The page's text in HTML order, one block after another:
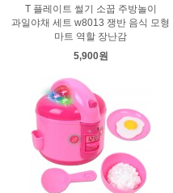
T 플레이트 썰기 소꿉 주방놀이
과일야채 세트 w8013 쟁반 음식 모형
마트 역할 장난감
5,900원